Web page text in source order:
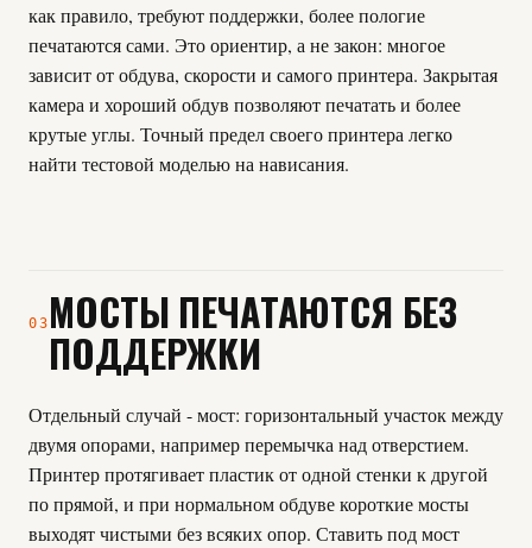
как правило, требуют поддержки, более пологие
печатаются сами. Это ориентир, а не закон: многое
зависит от обдува, скорости и самого принтера. Закрытая
камера и хороший обдув позволяют печатать и более
крутые углы. Точный предел своего принтера легко
найти тестовой моделью на нависания.
03 МОСТЫ ПЕЧАТАЮТСЯ БЕЗ
ПОДДЕРЖКИ
Отдельный случай - мост: горизонтальный участок между
двумя опорами, например перемычка над отверстием.
Принтер протягивает пластик от одной стенки к другой
по прямой, и при нормальном обдуве короткие мосты
выходят чистыми без всяких опор. Ставить под мост